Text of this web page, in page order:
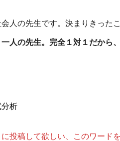
人の先生です。決まりきっ
人の先生。完全１対１だから
析
投稿して欲しい、このワー